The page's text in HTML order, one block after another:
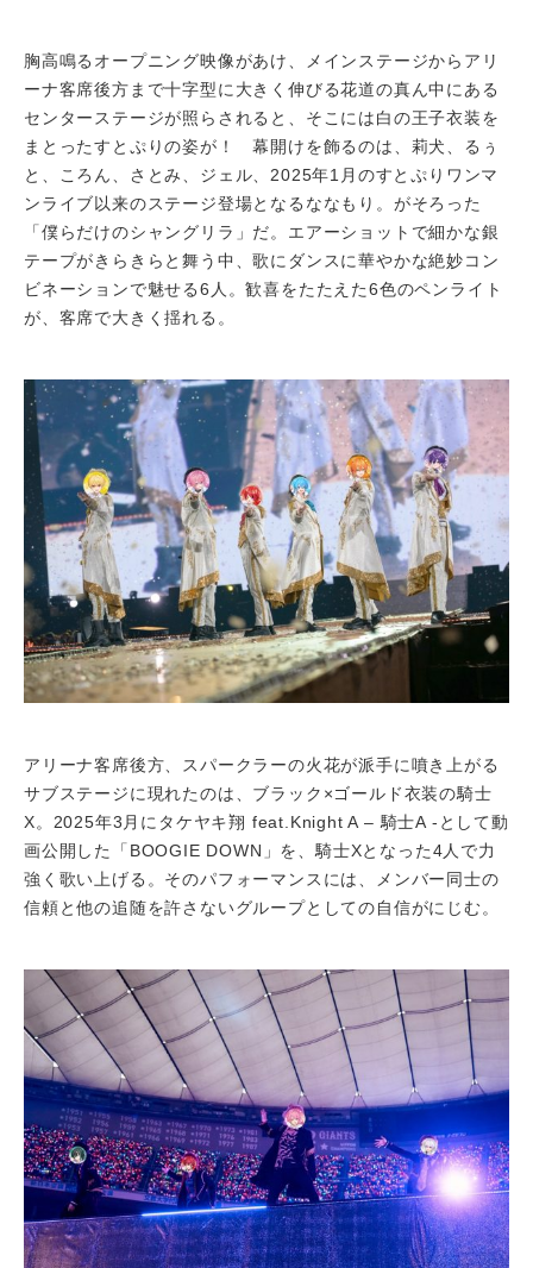
胸高鳴るオープニング映像があけ、メインステージからアリ
ーナ客席後方まで十字型に大きく伸びる花道の真ん中にある
センターステージが照らされると、そこには白の王子衣装を
まとったすとぷりの姿が！ 幕開けを飾るのは、莉犬、るぅ
と、ころん、さとみ、ジェル、2025年1月のすとぷりワンマ
ンライブ以来のステージ登場となるななもり。がそろった
「僕らだけのシャングリラ」だ。エアーショットで細かな銀
テープがきらきらと舞う中、歌にダンスに華やかな絶妙コン
ビネーションで魅せる6人。歓喜をたたえた6色のペンライト
が、客席で大きく揺れる。
アリーナ客席後方、スパークラーの火花が派手に噴き上がる
サブステージに現れたのは、ブラック×ゴールド衣装の騎士
X。2025年3月にタケヤキ翔 feat.Knight A – 騎士A -として動
画公開した「BOOGIE DOWN」を、騎士Xとなった4人で力
強く歌い上げる。そのパフォーマンスには、メンバー同士の
信頼と他の追随を許さないグループとしての自信がにじむ。